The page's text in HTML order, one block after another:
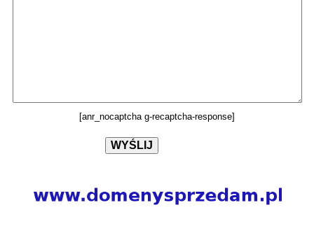
[anr_nocaptcha g-recaptcha-response]